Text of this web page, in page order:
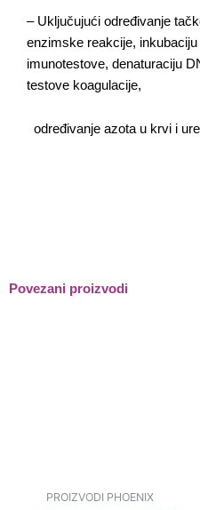
čišćenje
– Uključujući određivanje
enzimske reakcije,
imunotestove, denaturaciju
testove koagulacije,
određivanje azota u krvi i
Povezani proizvodi
PROIZVODI PHOENIX